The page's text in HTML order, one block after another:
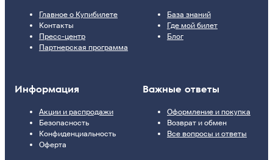
Главное о Купибилете
Контакты
Пресс-центр
Партнерская программа
База знаний
Где мой билет
Блог
Информация
Акции и распродажи
Безопасность
Конфиденциальность
Оферта
Важные ответы
Оформление и покупка
Возврат и обмен
Все вопросы и ответы